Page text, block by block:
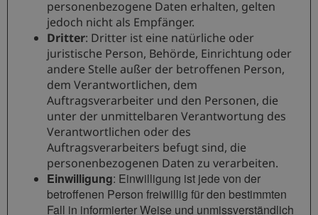
personenbezogene Daten erhalten, gelten
jedoch nicht als Empfänger.
Dritter: Dritter ist eine natürliche oder
juristische Person, Behörde, Einrichtung oder
andere Stelle außer der betroffenen Person,
dem Verantwortlichen, dem
Auftragsverarbeiter und den Personen, die
unter der unmittelbaren Verantwortung des
Verantwortlichen oder des
Auftragsverarbeiters befugt sind, die
personenbezogenen Daten zu verarbeiten.
Einwilligung: Einwilligung ist jede von der
betroffenen Person freiwillig für den bestimmten
Fall in informierter Weise und unmissverständlich